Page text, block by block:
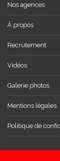
Nos agences
À propos
Recrutement
Vidéos
Galerie photos
Mentions légales
Politique de